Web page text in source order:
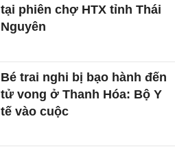
tại phiên chợ HTX tỉnh Thái
Nguyên
Bé trai nghi bị bạo hành đến
tử vong ở Thanh Hóa: Bộ Y
tế vào cuộc